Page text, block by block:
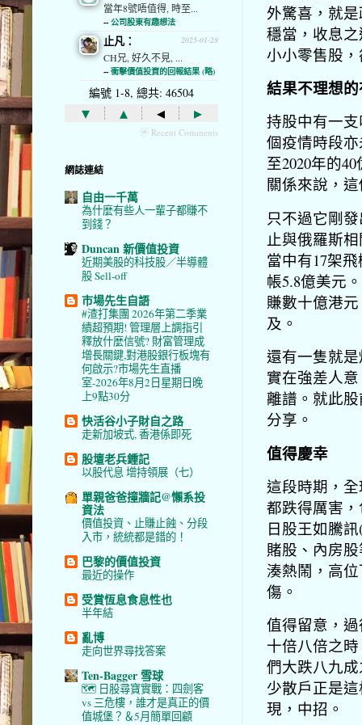
外驚喜，就
穩當，收息
小小零售股
結果不理想
持股中有一
個疫情時段
至2020年的
關係來說，
只不過它剛
止與俄羅斯
當中有17架
帳5.8億美元
賺數十億港
及。
還有一隻就
實在強差人
離譜。就此
分享。
值得慶幸
這段時期，
都跌得厲害
日股王如騰訊
賭股、內房
湊熱鬧，高
傷。
值得留意，
十倍八倍之
們大跌八九
少散戶正是
現，中招。
當年8號唔值得, 時至...
-- 公司股東有趣想法
2025-01-28
止凡：
CH兄, 好久不見, ...
-- 衝擊價值投資的回報結果 (略)
編號 1-8, 總共: 46504
▾ ▴ ◂ ▸
ⓦ Recent Comments
網誌連結
自由一千萬
為什麼有些人一輩子都賺不
到錢？
Duncan 新價值投資
近期美股的科技股／半導體
股 Sell-off
市場先生自語
#渣打集團 2026年第二季業
績超預期! 管理層上調指引
釋放什麼信號? 財富管理成
增長關鍵,對港股銀行板塊有
何啟示?市場先生直播
室-2026年8月2日星期日晚
上9點30分
快活谷小子財自之路
走新加坡式, 香港係即死
股壇老兵鍾記
以股代息 增持領展（七）
單親爸爸撞牆記@懶系投
資法
價值投資、止賺止蝕、分段
入市，統統都是錯的！
巴黎的價值投資
最近的操作
受賞恆息食息性也
半年結
亂博
走向世界尋找答案
Ten-Bagger 雪球
🗺️ 日股尋寶實戰：四劍客
vs 三危樓，誰才是真正的價
值城堡？＆5月簡單回顧